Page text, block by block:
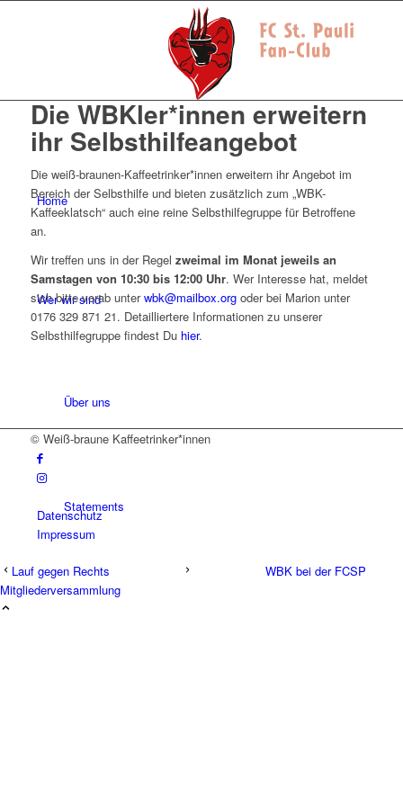
Home
Wer wir sind
Über uns
Statements
Die WBKler*innen erweitern
ihr Selbsthilfeangebot
Die weiß-braunen-Kaffeetrinker*innen erweitern ihr Angebot im
Bereich der Selbsthilfe und bieten zusätzlich zum „WBK-
Kaffeeklatsch“ auch eine reine Selbsthilfegruppe für Betroffene
an.
Wir treffen uns in der Regel zweimal im Monat jeweils an
Samstagen von 10:30 bis 12:00 Uhr. Wer Interesse hat, meldet
sich bitte vorab unterwbk@mailbox.orgoder bei Marion unter
0176 329 871 21. Detailliertere Informationen zu unserer
Selbsthilfegruppe findest Du hier.
© Weiß-braune Kaffeetrinker*innen
Datenschutz
Impressum
Lauf gegen Rechts
WBK bei der FCSP
Mitgliederversammlung